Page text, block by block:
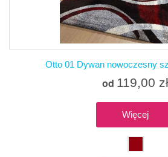
Otto 01 Dywan nowoczesny
od 119,00 zł
Więcej